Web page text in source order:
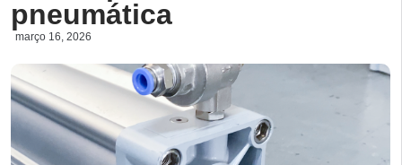
pneumática
março 16, 2026